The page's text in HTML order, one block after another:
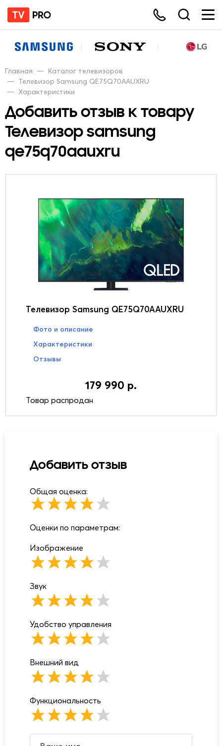
Главная — Каталог телевизоров
— Телевизор Samsung QE75Q70AAUXRU
— Характеристики
Добавить отзыв к товару
Телевизор samsung
qe75q70aauxru
Телевизор Samsung QE75Q70AAUXRU
Фото и описание
Характеристики
Отзывы
179 990 р.
Товар распродан
Добавить отзыв
Общая оценка:
Оценки по параметрам:
Изображение
Звук
Удобство управления
Внешний вид
Функциональность